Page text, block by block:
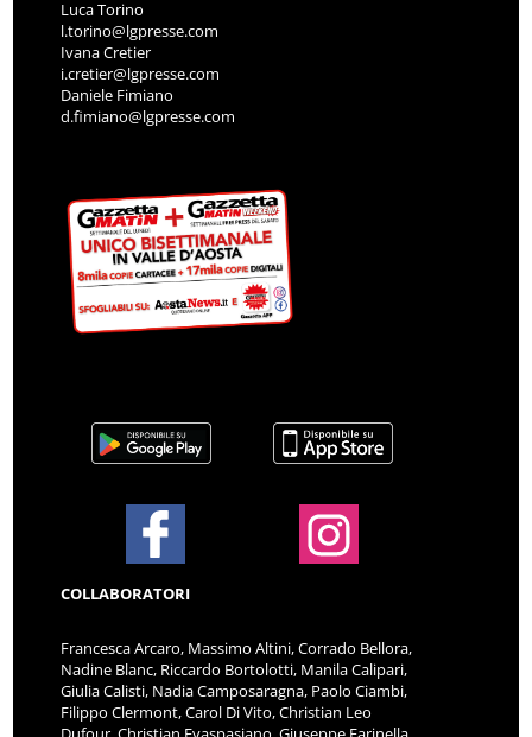
Luca Torino
l.torino@lgpresse.com
Ivana Cretier
i.cretier@lgpresse.com
Daniele Fimiano
d.fimiano@lgpresse.com
COLLABORATORI
Francesca Arcaro, Massimo Altini, Corrado Bellora,
Nadine Blanc, Riccardo Bortolotti, Manila Calipari,
Giulia Calisti, Nadia Camposaragna, Paolo Ciambi,
Filippo Clermont, Carol Di Vito, Christian Leo